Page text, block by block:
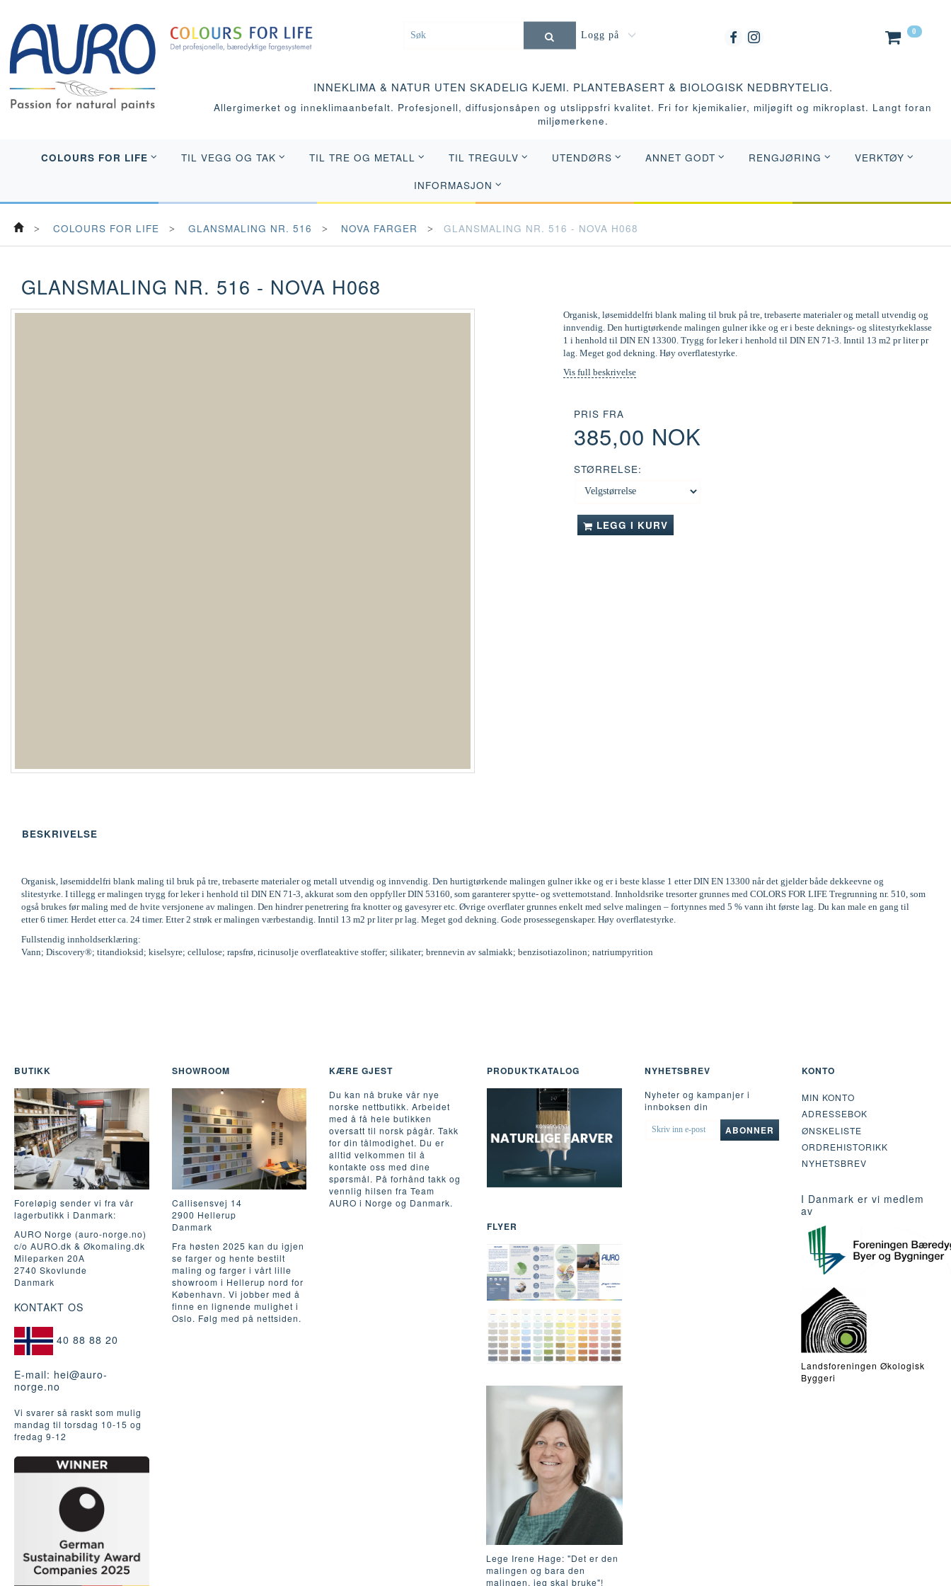
0
Logg på
INNEKLIMA & NATUR UTEN SKADELIG KJEMI. PLANTEBASERT & BIOLOGISK NEDBRYTELIG.
Allergimerket og inneklimaanbefalt. Profesjonell, diffusjonsåpen og utslippsfri kvalitet. Fri for kjemikalier, miljøgift og mikroplast. Langt foran
miljømerkene.
COLOURS FOR LIFE TIL VEGG OG TAK TIL TRE OG METALL TIL TREGULV UTENDØRS ANNET GODT RENGJØRING VERKTØY
INFORMASJON
COLOURS FOR LIFE GLANSMALING NR. 516 NOVA FARGER GLANSMALING NR. 516 - NOVA H068
GLANSMALING NR. 516 - NOVA H068
Organisk, løsemiddelfri blank maling til bruk på tre, trebaserte materialer og metall utvendig og
innvendig. Den hurtigtørkende malingen gulner ikke og er i beste deknings- og slitestyrkeklasse
1 i henhold til DIN EN 13300. Trygg for leker i henhold til DIN EN 71-3. Inntil 13 m2 pr liter pr
lag. Meget god dekning. Høy overflatestyrke.
Vis full beskrivelse
PRIS FRA
385,00 NOK
STØRRELSE:
LEGG I KURV
BESKRIVELSE
Organisk, løsemiddelfri blank maling til bruk på tre, trebaserte materialer og metall utvendig og innvendig. Den hurtigtørkende malingen gulner ikke og er i beste klasse 1 etter DIN EN 13300 når det gjelder både dekkeevne og
slitestyrke. I tillegg er malingen trygg for leker i henhold til DIN EN 71-3, akkurat som den oppfyller DIN 53160, som garanterer spytte- og svettemotstand. Innholdsrike tresorter grunnes med COLORS FOR LIFE Tregrunning nr. 510, som
også brukes før maling med de hvite versjonene av malingen. Den hindrer penetrering fra knotter og gavesyrer etc. Øvrige overflater grunnes enkelt med selve malingen – fortynnes med 5 % vann iht første lag. Du kan male en gang til
etter 6 timer. Herdet etter ca. 24 timer. Etter 2 strøk er malingen værbestandig. Inntil 13 m2 pr liter pr lag. Meget god dekning. Gode prosessegenskaper. Høy overflatestyrke.
Fullstendig innholdserklæring:
Vann; Discovery®; titandioksid; kiselsyre; cellulose; rapsfrø, ricinusolje overflateaktive stoffer; silikater; brennevin av salmiakk; benzisotiazolinon; natriumpyrition
BUTIKK
Foreløpig sender vi fra vår
lagerbutikk i Danmark:
AURO Norge (auro-norge.no)
c/o AURO.dk & Økomaling.dk
Mileparken 20A
2740 Skovlunde
Danmark
KONTAKT OS
40 88 88 20
E-mail: hei@auro-
norge.no
Vi svarer så raskt som mulig
mandag til torsdag 10-15 og
fredag ​​9-12
SHOWROOM
Callisensvej 14
2900 Hellerup
Danmark
Fra høsten 2025 kan du igjen
se farger og hente bestilt
maling og farger i vårt lille
showroom i Hellerup nord for
København. Vi jobber med å
finne en lignende mulighet i
Oslo. Følg med på nettsiden.
KÆRE GJEST
Du kan nå bruke vår nye
norske nettbutikk. Arbeidet
med å få hele butikken
oversatt til norsk pågår. Takk
for din tålmodighet. Du er
alltid velkommen til å
kontakte oss med dine
spørsmål. På forhånd takk og
vennlig hilsen fra Team
AURO i Norge og Danmark.
PRODUKTKATALOG
FLYER
Lege Irene Hage: "Det er den
malingen og bara den
malingen, jeg skal bruke"!
NYHETSBREV
Nyheter og kampanjer i
innboksen din
SKRIV
ABONNER
KONTO
MIN KONTO
ADRESSEBOK
ØNSKELISTE
ORDREHISTORIKK
NYHETSBREV
I Danmark er vi medlem
av
Landsforeningen Økologisk
Byggeri